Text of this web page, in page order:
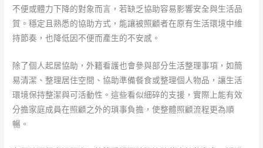
不便或體力下降的對象而言，若缺乏協助容易影響安全與生活品
質。穩定且熟悉的協助方式，能讓被照顧者在原有生活環境中維
持節奏，也降低因不便而產生的不安感。
除了個人起居協助，外籍看護也會參與部分生活整理事項，如簡
易清潔、整理居住空間、協助準備餐食或整理個人物品，讓生活
環境保持整潔與可活動性。這些看似細碎的支援，實際上能有效
分擔家庭成員在照顧之外的瑣事負擔，使整體照顧流程更為順
暢。